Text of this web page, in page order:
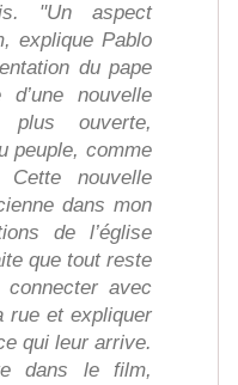
"Un aspect
explique Pablo
du pape
nouvelle
plus ouverte,
peuple, comme
nouvelle
dans mon
de l’église
que tout reste
avec
rue et expliquer
qui leur arrive.
dans le film,